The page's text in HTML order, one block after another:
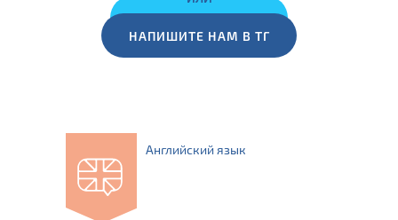
ЗАКАЗАТЬ ЗВОНОК
НАПИШИТЕ НАМ В ТГ
Английский язык